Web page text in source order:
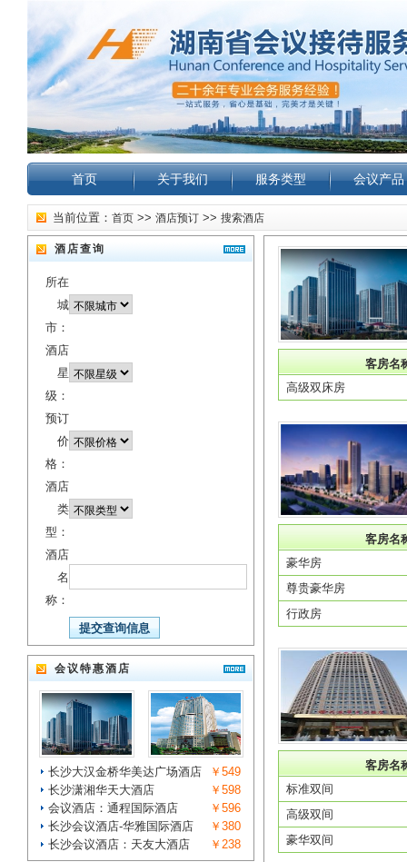
首页 关于我们 服务类型 会议产品
当前位置： 首页 >> 酒店预订 >> 搜索酒店
酒店查询
所在
城
市：
酒店
星
级：
预订
价
格：
酒店
类
型：
酒店
名
称：
会议特惠酒店
长沙大汉金桥华美达广场酒店
￥549
长沙潇湘华天大酒店
￥598
会议酒店：通程国际酒店
￥596
长沙会议酒店-华雅国际酒店
￥380
长沙会议酒店：天友大酒店
￥238
客房名
高级双床房
客房名
豪华房
尊贵豪华房
行政房
客房名
标准双间
高级双间
豪华双间